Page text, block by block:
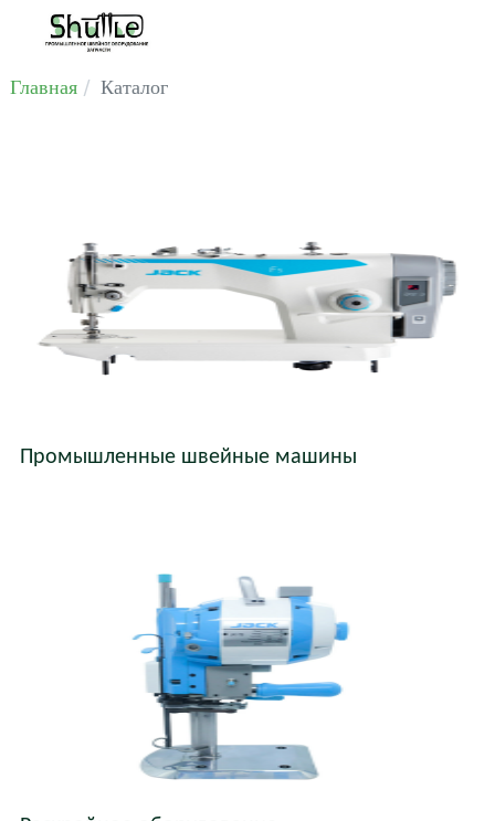
Главная Каталог
Промышленные швейные машины